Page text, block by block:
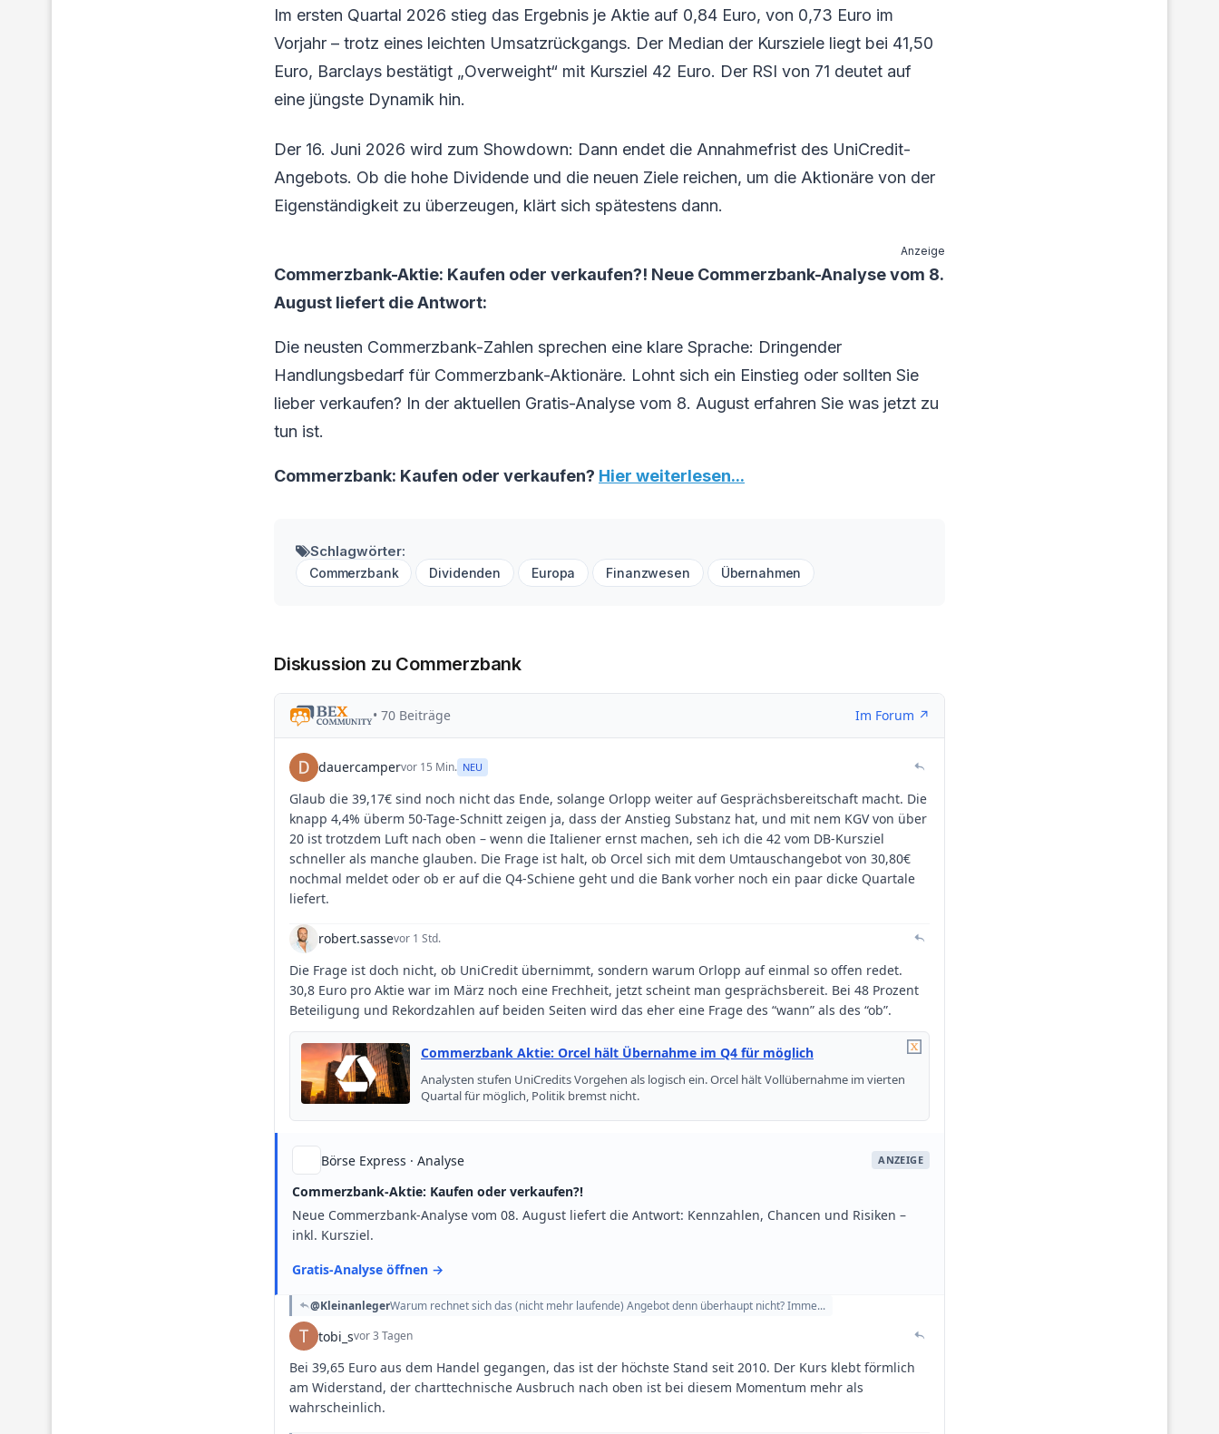
Im ersten Quartal 2026 stieg das Ergebnis je Aktie auf 0,84 Euro, von 0,73 Euro im
Vorjahr – trotz eines leichten Umsatzrückgangs. Der Median der Kursziele liegt bei 41,50
Euro, Barclays bestätigt „Overweight“ mit Kursziel 42 Euro. Der RSI von 71 deutet auf
eine jüngste Dynamik hin.
Der 16. Juni 2026 wird zum Showdown: Dann endet die Annahmefrist des UniCredit-
Angebots. Ob die hohe Dividende und die neuen Ziele reichen, um die Aktionäre von der
Eigenständigkeit zu überzeugen, klärt sich spätestens dann.
Anzeige
Commerzbank-Aktie: Kaufen oder verkaufen?! Neue Commerzbank-Analyse vom 8.
August liefert die Antwort:
Die neusten Commerzbank-Zahlen sprechen eine klare Sprache: Dringender
Handlungsbedarf für Commerzbank-Aktionäre. Lohnt sich ein Einstieg oder sollten Sie
lieber verkaufen? In der aktuellen Gratis-Analyse vom 8. August erfahren Sie was jetzt zu
tun ist.
Commerzbank: Kaufen oder verkaufen? Hier weiterlesen...
Schlagwörter:
Commerzbank Dividenden Europa Finanzwesen Übernahmen
Diskussion zu Commerzbank